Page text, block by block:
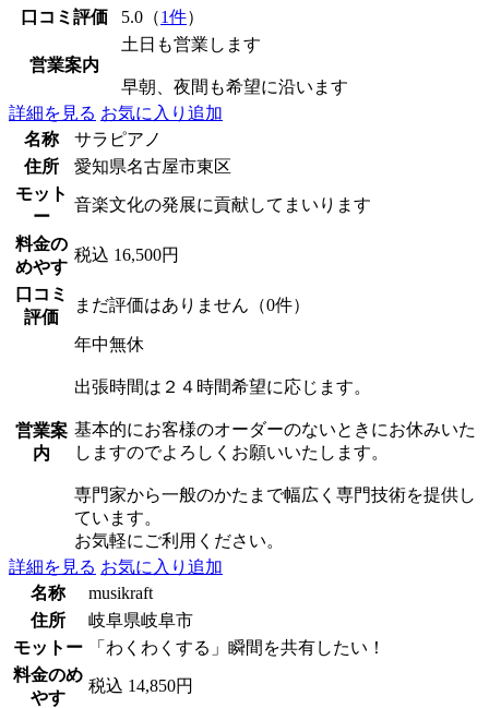
口コミ評価
5.0（1件）
営業案内
土日も営業します
早朝、夜間も希望に沿います
詳細を見る お気に入り追加
名称
サラピアノ
住所
愛知県名古屋市東区
モット
ー
音楽文化の発展に貢献してまいります
料金の
めやす
税込 16,500円
口コミ
評価
まだ評価はありません（0件）
営業案
内
年中無休
出張時間は２４時間希望に応じます。
基本的にお客様のオーダーのないときにお休みいた
しますのでよろしくお願いいたします。
専門家から一般のかたまで幅広く専門技術を提供し
ています。
お気軽にご利用ください。
詳細を見る お気に入り追加
名称
musikraft
住所
岐阜県岐阜市
モットー
「わくわくする」瞬間を共有したい！
料金のめ
やす
税込 14,850円